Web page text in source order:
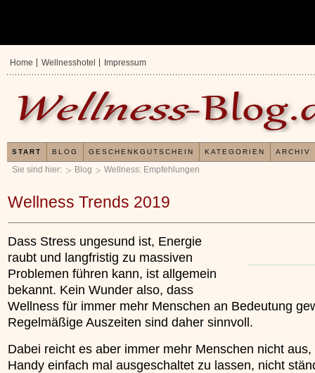
Sie sind hier: Blog Wellness: Empfehlungen
Wellness Trends 2019
Dass Stress ungesund ist, Energie
raubt und langfristig zu massiven
Problemen führen kann, ist allgemein
bekannt. Kein Wunder also, dass
Wellness für immer mehr Menschen an Bedeutung
Regelmäßige Auszeiten sind daher sinnvoll.
Dabei reicht es aber immer mehr Menschen nicht aus,
Handy einfach mal ausgeschaltet zu lassen, nicht
x
Erfahrungen mit und Anwendungsweisen von
»»»
Kleines Wellness
Home Wellnesshotel Impressum
START BLOG GESCHENKGUTSCHEIN KATEGORIEN ARCHIV